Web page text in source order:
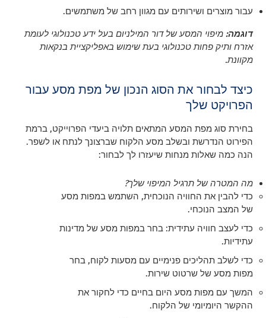
עבור מוצרים ושירותים עם מגוון רחב של משתמשים.
דוגמה: מיפוי המסע של דור המילניום בעל ידע טכנולוגי לעומת
אזרח ותיק פחות טכנולוגי בעת שימוש באפליקציית בנקאות
מקוונת.
כיצד לבחור את הסוג הנכון של מפת מסע עבור
הפרויקט שלך
בחירת סוג מפת המסע המתאים תלויה ביעדי הפרוייקט, ברמת
הפירוט הנדרשת ובשלב מסע הלקוח שברצונך לנתח או לשפר.
הנה כמה שאלות מנחות שיעזרו לך לבחור:
מה המטרה של תרגיל המיפוי שלך?
כדי להבין את החוויה הנוכחית, השתמש במפות מסע
של המצב הנוכחי.
כדי לעצב חוויה עתידית: בחר במפות מסע של מדינות
עתידיות.
כדי לשלב תהליכים פנימיים עם מסעות לקוח, בחר
מפות מסע של שרטוט שירות.
המשך עם מפות מסע היום בחיים כדי לחקור את
ההקשר היומיומי של הלקוח.